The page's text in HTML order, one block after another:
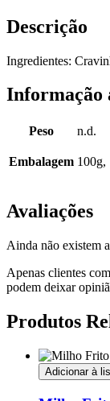
Descrição
Ingredientes:
Informação
Peso n.d.
Embalagem 100g,
Avaliações
Ainda não existem
Apenas clientes
podem deixar
Produtos
Adicionar à